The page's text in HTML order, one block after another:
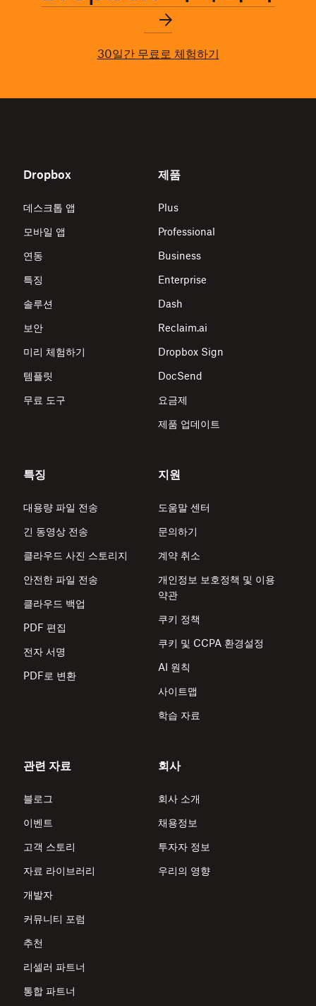
30일간 무료로 체험하기
Dropbox
데스크톱 앱
모바일 앱
연동
특징
솔루션
보안
미리 체험하기
템플릿
무료 도구
제품
Plus
Professional
Business
Enterprise
Dash
Reclaim.ai
Dropbox Sign
DocSend
요금제
제품 업데이트
특징
대용량 파일 전송
긴 동영상 전송
클라우드 사진 스토리지
안전한 파일 전송
클라우드 백업
PDF 편집
전자 서명
PDF로 변환
지원
도움말 센터
문의하기
계약 취소
개인정보 보호정책 및 이용
약관
쿠키 정책
쿠키 및 CCPA 환경설정
AI 원칙
사이트맵
학습 자료
관련 자료
블로그
이벤트
고객 스토리
자료 라이브러리
개발자
커뮤니티 포럼
추천
리셀러 파트너
통합 파트너
회사
회사 소개
채용정보
투자자 정보
우리의 영향